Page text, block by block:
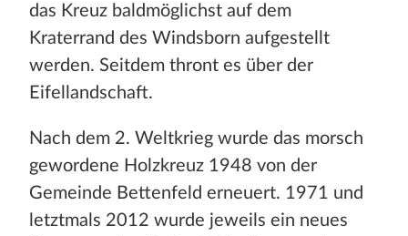
das Kreuz baldmöglichst auf dem
Kraterrand des Windsborn aufgestellt
werden. Seitdem thront es über der
Eifellandschaft.
Nach dem 2. Weltkrieg wurde das morsch
gewordene Holzkreuz 1948 von der
Gemeinde Bettenfeld erneuert. 1971 und
letztmals 2012 wurde jeweils ein neues